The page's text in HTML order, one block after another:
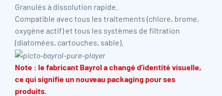
Granulés à dissolution rapide.
Compatible avec tous les traitements (chlore, brome,
oxygène actif) et tous les systèmes de filtration
(diatomées, cartouches, sable).
Note : le fabricant Bayrol a changé d’identité visuelle,
ce qui signifie un nouveau packaging pour ses
produits.